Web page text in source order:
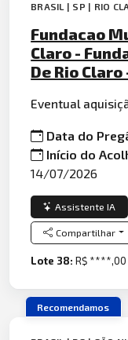
BRASIL | SP | RIO
Fundacao
Claro -
De Rio Claro
Eventual
Data do
Início do
14/07/2026
Assistente IA
Compartilhar
Lote 38:R$ ****,00
Recomendamos